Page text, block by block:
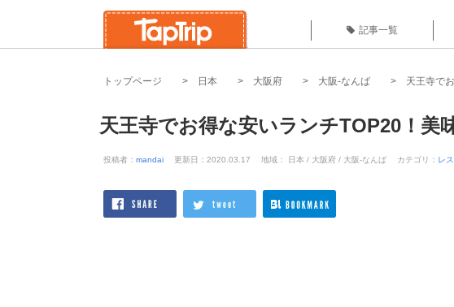
記事一覧
トップページ 日本 大阪府 大阪-なんば 天王寺で
天王寺でお得な安いランチTOP20！美
投稿者： mandai 更新日：2020.03.17 地域： 日本 / 大阪府 / 大阪-なんば カテゴリ： レ